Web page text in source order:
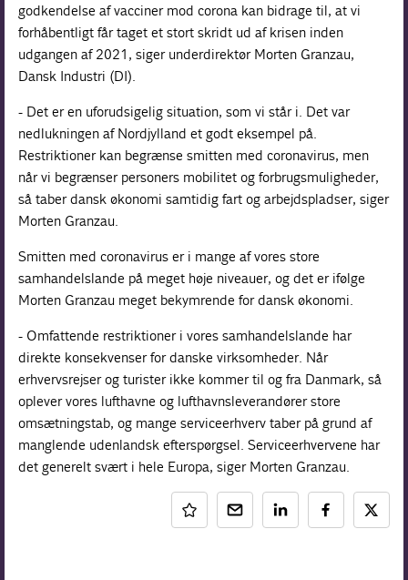
godkendelse af vacciner mod corona kan bidrage til, at vi
forhåbentligt får taget et stort skridt ud af krisen inden
udgangen af 2021, siger underdirektør Morten Granzau,
Dansk Industri (DI).
- Det er en uforudsigelig situation, som vi står i. Det var
nedlukningen af Nordjylland et godt eksempel på.
Restriktioner kan begrænse smitten med coronavirus, men
når vi begrænser personers mobilitet og forbrugsmuligheder,
så taber dansk økonomi samtidig fart og arbejdspladser, siger
Morten Granzau.
Smitten med coronavirus er i mange af vores store
samhandelslande på meget høje niveauer, og det er ifølge
Morten Granzau meget bekymrende for dansk økonomi.
- Omfattende restriktioner i vores samhandelslande har
direkte konsekvenser for danske virksomheder. Når
erhvervsrejser og turister ikke kommer til og fra Danmark, så
oplever vores lufthavne og lufthavnsleverandører store
omsætningstab, og mange serviceerhverv taber på grund af
manglende udenlandsk efterspørgsel. Serviceerhvervene har
det generelt svært i hele Europa, siger Morten Granzau.